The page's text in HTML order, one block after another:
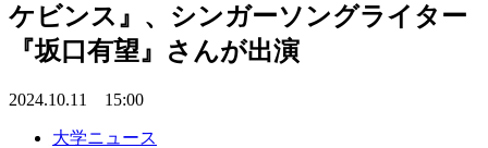
ケビンス』、シンガーソングライター
『坂口有望』さんが出演
2024.10.11 15:00
大学ニュース